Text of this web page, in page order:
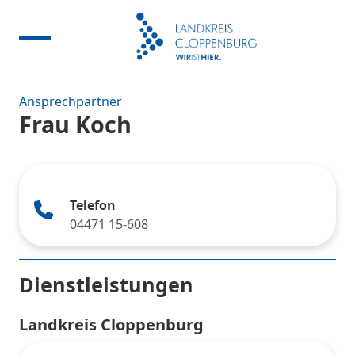
Ansprechpartner
Frau Koch
Telefon
04471 15-608
Dienstleistungen
Landkreis Cloppenburg